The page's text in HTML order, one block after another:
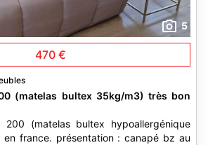
5
470 €
(matelas bultex 35kg/m3) très bon
(matelas bultex hypoallergénique
france. présentation : canapé bz au